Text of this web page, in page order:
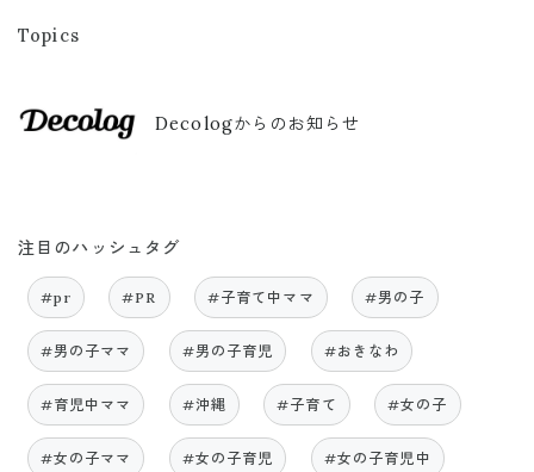
Topics
Decologからのお知らせ
注目のハッシュタグ
#pr #PR #子育て中ママ #男の子
#男の子ママ #男の子育児 #おきなわ
#育児中ママ #沖縄 #子育て #女の子
#女の子ママ #女の子育児 #女の子育児中